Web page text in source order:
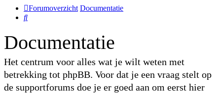
Forumoverzicht Documentatie
Zoek
Documentatie
Het centrum voor alles wat je wilt weten met
betrekking tot phpBB. Voor dat je een vraag stelt op
de supportforums doe je er goed aan om eerst hier